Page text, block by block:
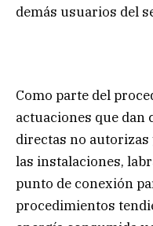
demás usuarios del
Como parte del
actuaciones que dan
directas no
las instalaciones,
punto de conexión
procedimientos